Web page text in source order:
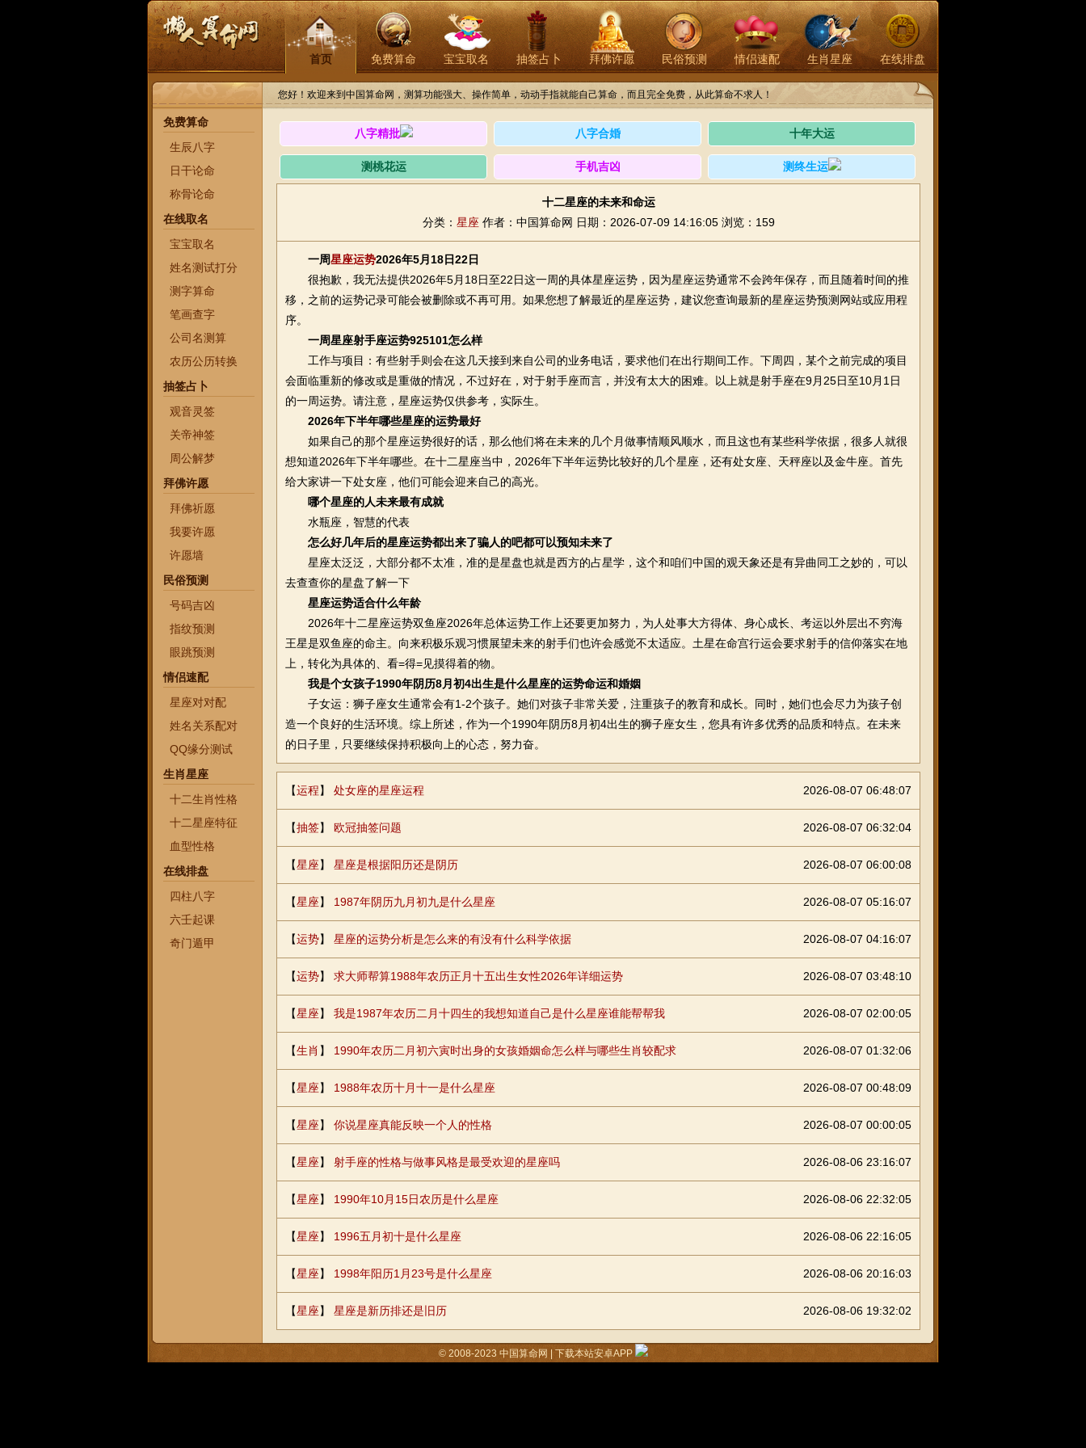
首页 免费算命 宝宝取名 抽签占卜 拜佛许愿 民俗预测 情侣速配 生肖星座 在线排盘
您好！欢迎来到中国算命网，测算功能强大、操作简单，动动手指就能自己算命，而且完全免费，从此算命不求人！
免费算命
生辰八字
日干论命
称骨论命
在线取名
宝宝取名
姓名测试打分
测字算命
笔画查字
公司名测算
农历公历转换
抽签占卜
观音灵签
关帝神签
周公解梦
拜佛许愿
拜佛祈愿
我要许愿
许愿墙
民俗预测
号码吉凶
指纹预测
眼跳预测
情侣速配
星座对对配
姓名关系配对
QQ缘分测试
生肖星座
十二生肖性格
十二星座特征
血型性格
在线排盘
四柱八字
六壬起课
奇门遁甲
八字精批 八字合婚 十年大运
测桃花运 手机吉凶 测终生运
十二星座的未来和命运
分类： 星座 作者：中国算命网 日期：2026-07-09 14:16:05 浏览：159
一周星座运势2026年5月18日22日
很抱歉，我无法提供2026年5月18日至22日这一周的具体星座运势，因为星座运势通常不会跨年保存，而且随着时间的推
移，之前的运势记录可能会被删除或不再可用。如果您想了解最近的星座运势，建议您查询最新的星座运势预测网站或应用程
序。
一周星座射手座运势925101怎么样
工作与项目：有些射手则会在这几天接到来自公司的业务电话，要求他们在出行期间工作。下周四，某个之前完成的项目
会面临重新的修改或是重做的情况，不过好在，对于射手座而言，并没有太大的困难。以上就是射手座在9月25日至10月1日
的一周运势。请注意，星座运势仅供参考，实际生。
2026年下半年哪些星座的运势最好
如果自己的那个星座运势很好的话，那么他们将在未来的几个月做事情顺风顺水，而且这也有某些科学依据，很多人就很
想知道2026年下半年哪些。在十二星座当中，2026年下半年运势比较好的几个星座，还有处女座、天秤座以及金牛座。首先
给大家讲一下处女座，他们可能会迎来自己的高光。
哪个星座的人未来最有成就
水瓶座，智慧的代表
怎么好几年后的星座运势都出来了骗人的吧都可以预知未来了
星座太泛泛，大部分都不太准，准的是星盘也就是西方的占星学，这个和咱们中国的观天象还是有异曲同工之妙的，可以
去查查你的星盘了解一下
星座运势适合什么年龄
2026年十二星座运势双鱼座2026年总体运势工作上还要更加努力，为人处事大方得体、身心成长、考运以外层出不穷海
王星是双鱼座的命主。向来积极乐观习惯展望未来的射手们也许会感觉不太适应。土星在命宫行运会要求射手的信仰落实在地
上，转化为具体的、看=得=见摸得着的物。
我是个女孩子1990年阴历8月初4出生是什么星座的运势命运和婚姻
子女运：狮子座女生通常会有1-2个孩子。她们对孩子非常关爱，注重孩子的教育和成长。同时，她们也会尽力为孩子创
造一个良好的生活环境。综上所述，作为一个1990年阴历8月初4出生的狮子座女生，您具有许多优秀的品质和特点。在未来
的日子里，只要继续保持积极向上的心态，努力奋。
【运程】 处女座的星座运程 2026-08-07 06:48:07
【抽签】 欧冠抽签问题 2026-08-07 06:32:04
【星座】 星座是根据阳历还是阴历 2026-08-07 06:00:08
【星座】 1987年阴历九月初九是什么星座 2026-08-07 05:16:07
【运势】 星座的运势分析是怎么来的有没有什么科学依据 2026-08-07 04:16:07
【运势】 求大师帮算1988年农历正月十五出生女性2026年详细运势 2026-08-07 03:48:10
【星座】 我是1987年农历二月十四生的我想知道自己是什么星座谁能帮帮我 2026-08-07 02:00:05
【生肖 】 1990年农历二月初六寅时出身的女孩婚姻命怎么样与哪些生肖较配求 2026-08-07 01:32:06
【星座】 1988年农历十月十一是什么星座 2026-08-07 00:48:09
【星座】 你说星座真能反映一个人的性格 2026-08-07 00:00:05
【星座】 射手座的性格与做事风格是最受欢迎的星座吗 2026-08-06 23:16:07
【星座】 1990年10月15日农历是什么星座 2026-08-06 22:32:05
【星座】 1996五月初十是什么星座 2026-08-06 22:16:05
【星座】 1998年阳历1月23号是什么星座 2026-08-06 20:16:03
【星座】 星座是新历排还是旧历 2026-08-06 19:32:02
© 2008-2023 中国算命网 |下载本站安卓APP